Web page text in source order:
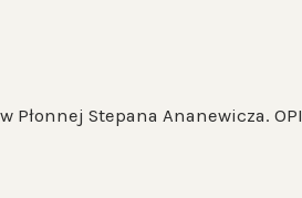
Stepana Ananewicza.